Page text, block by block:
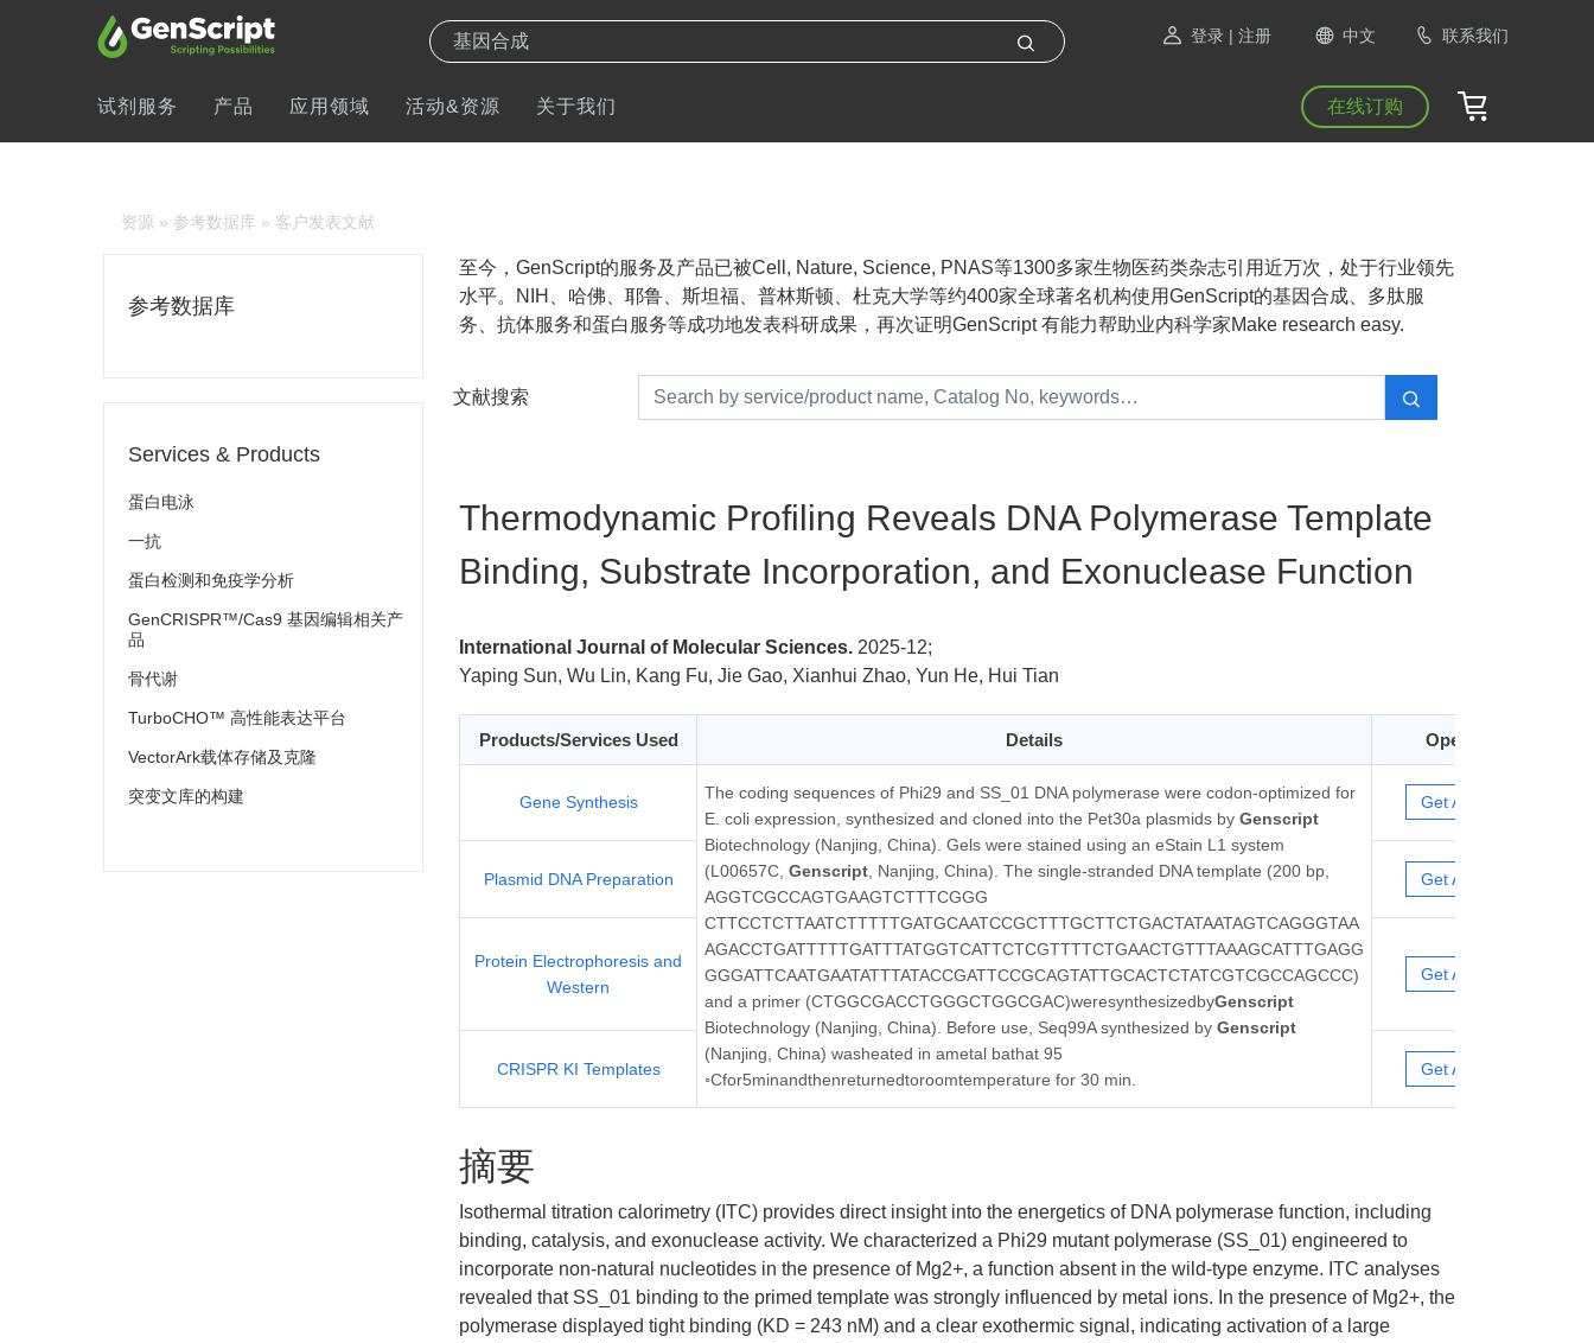
登录 | 注册 中文 联系我们
试剂服务 产品 应用领域 活动&资源 关于我们 在线订购
资源 » 参考数据库 » 客户发表文献
参考数据库
Services & Products
蛋白电泳
一抗
蛋白检测和免疫学分析
GenCRISPR™/Cas9 基因编辑相关产
品
骨代谢
TurboCHO™ 高性能表达平台
VectorArk载体存储及克隆
突变文库的构建
至今，GenScript的服务及产品已被Cell, Nature, Science, PNAS等1300多家生物医药类杂志引用近万次，处于行业领先
水平。NIH、哈佛、耶鲁、斯坦福、普林斯顿、杜克大学等约400家全球著名机构使用GenScript的基因合成、多肽服
务、抗体服务和蛋白服务等成功地发表科研成果，再次证明GenScript 有能力帮助业内科学家Make research easy.
文献搜索
Thermodynamic Profiling Reveals DNA Polymerase Template
Binding, Substrate Incorporation, and Exonuclease Function
International Journal of Molecular Sciences. 2025-12;
Yaping Sun, Wu Lin, Kang Fu, Jie Gao, Xianhui Zhao, Yun He, Hui Tian
Products/Services Used Details Operation
Gene Synthesis
The coding sequences of Phi29 and SS_01 DNA polymerase were codon-optimized for
E. coli expression, synthesized and cloned into the Pet30a plasmids by Genscript
Biotechnology (Nanjing, China). Gels were stained using an eStain L1 system
(L00657C, Genscript , Nanjing, China). The single-stranded DNA template (200 bp,
AGGTCGCCAGTGAAGTCTTTCGGG
CTTCCTCTTAATCTTTTTGATGCAATCCGCTTTGCTTCTGACTATAATAGTCAGGGTAA
AGACCTGATTTTTGATTTATGGTCATTCTCGTTTTCTGAACTGTTTAAAGCATTTGAGG
GGGATTCAATGAATATTTATACCGATTCCGCAGTATTGCACTCTATCGTCGCCAGCCC)
and a primer (CTGGCGACCTGGGCTGGCGAC)weresynthesizedbyGenscript
Biotechnology (Nanjing, China). Before use, Seq99A synthesized by Genscript
(Nanjing, China) washeated in ametal bathat 95
◦Cfor5minandthenreturnedtoroomtemperature for 30 min.
Get A Quote
Plasmid DNA Preparation Get A Quote
Protein Electrophoresis and
Western
Get A Quote
CRISPR KI Templates Get A Quote
摘要
Isothermal titration calorimetry (ITC) provides direct insight into the energetics of DNA polymerase function, including
binding, catalysis, and exonuclease activity. We characterized a Phi29 mutant polymerase (SS_01) engineered to
incorporate non-natural nucleotides in the presence of Mg2+, a function absent in the wild-type enzyme. ITC analyses
revealed that SS_01 binding to the primed template was strongly influenced by metal ions. In the presence of Mg2+, the
polymerase displayed tight binding (KD = 243 nM) and a clear exothermic signal, indicating activation of a large